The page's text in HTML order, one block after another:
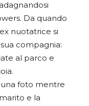
Da quando
nuotatrice si
compagnia:
al parco e
foto mentre
e la